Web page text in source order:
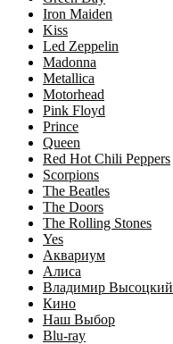
Iron Maiden
Kiss
Led Zeppelin
Madonna
Metallica
Motorhead
Pink Floyd
Prince
Queen
Red Hot Chili Peppers
Scorpions
The Beatles
The Doors
The Rolling Stones
Yes
Аквариум
Алиса
Владимир Высоцкий
Кино
Наш Выбор
Blu-ray